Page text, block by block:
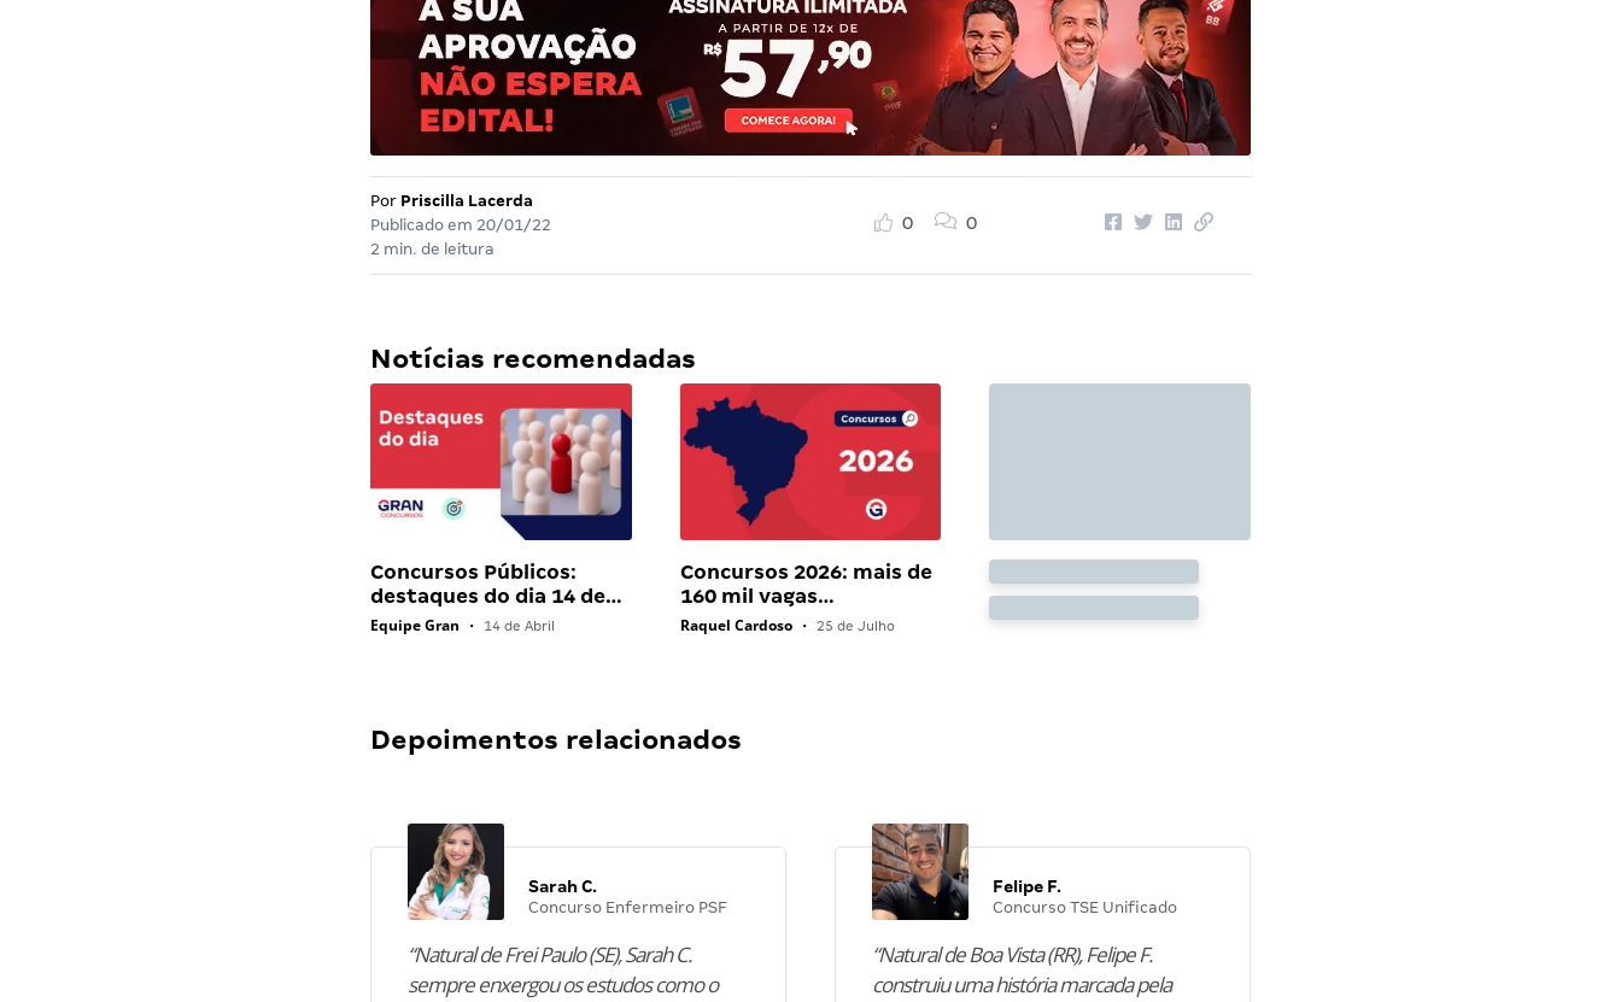
Por Priscilla Lacerda
Publicado em 20/01/22
2 min. de leitura
0 0
Notícias recomendadas
Concursos Públicos:
destaques do dia 14 de…
Equipe Gran • 14 de Abril
Concursos 2026: mais de
160 mil vagas…
Raquel Cardoso • 25 de Julho
Depoimentos relacionados
Sarah C.
Concurso Enfermeiro PSF
“Natural de Frei Paulo (SE), Sarah C.
sempre enxergou os estudos como o
Felipe F.
Concurso TSE Unificado
“Natural de Boa Vista (RR), Felipe F.
construiu uma história marcada pela